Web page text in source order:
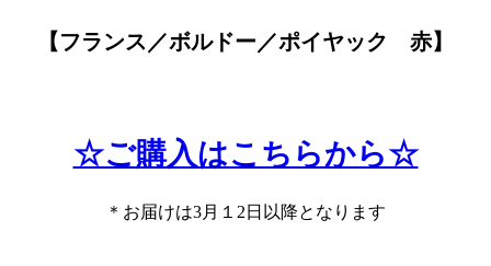
【フランス／ボルドー／ポイヤック 赤】
☆ご購入はこちらから☆
＊お届けは3月１2日以降となります